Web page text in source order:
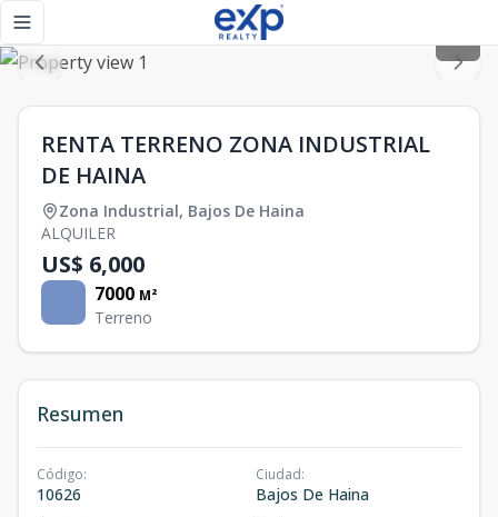
Toggle navigation menu
RENTA TERRENO ZONA INDUSTRIAL
DE HAINA
Zona Industrial, Bajos De Haina
ALQUILER
US$ 6,000
7000 M²
Terreno
Resumen
Código:
10626
Ciudad:
Bajos De Haina
RENTA TERRENO ZONA INDUSTRIAL DE HAINA - eXp